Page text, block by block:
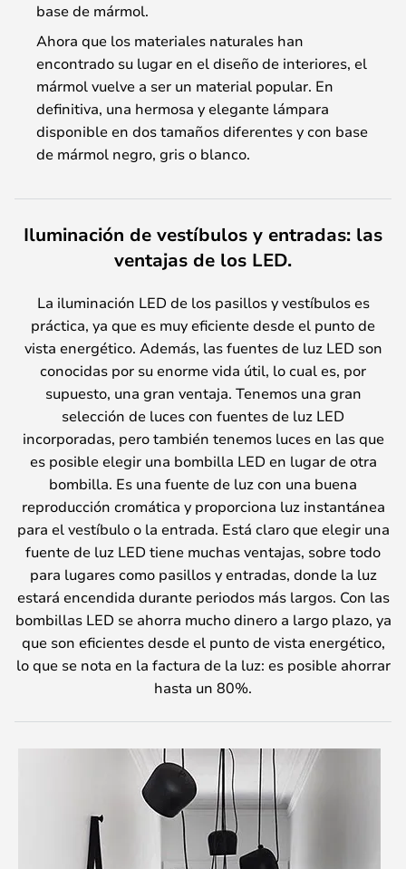
base de mármol.
Ahora que los materiales naturales han
encontrado su lugar en el diseño de interiores, el
mármol vuelve a ser un material popular. En
definitiva, una hermosa y elegante lámpara
disponible en dos tamaños diferentes y con base
de mármol negro, gris o blanco.
Iluminación de vestíbulos y entradas: las
ventajas de los LED.
La iluminación LED de los pasillos y vestíbulos es
práctica, ya que es muy eficiente desde el punto de
vista energético. Además, las fuentes de luz LED son
conocidas por su enorme vida útil, lo cual es, por
supuesto, una gran ventaja. Tenemos una gran
selección de luces con fuentes de luz LED
incorporadas, pero también tenemos luces en las que
es posible elegir una bombilla LED en lugar de otra
bombilla. Es una fuente de luz con una buena
reproducción cromática y proporciona luz instantánea
para el vestíbulo o la entrada. Está claro que elegir una
fuente de luz LED tiene muchas ventajas, sobre todo
para lugares como pasillos y entradas, donde la luz
estará encendida durante periodos más largos. Con las
bombillas LED se ahorra mucho dinero a largo plazo, ya
que son eficientes desde el punto de vista energético,
lo que se nota en la factura de la luz: es posible ahorrar
hasta un 80%.